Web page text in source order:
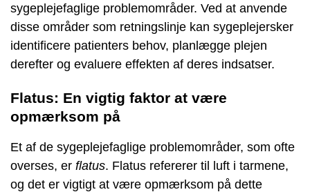
sygeplejefaglige problemområder. Ved at anvende
disse områder som retningslinje kan sygeplejersker
identificere patienters behov, planlægge plejen
derefter og evaluere effekten af deres indsatser.
Flatus: En vigtig faktor at være
opmærksom på
Et af de sygeplejefaglige problemområder, som ofte
overses, er flatus. Flatus refererer til luft i tarmene,
og det er vigtigt at være opmærksom på dette